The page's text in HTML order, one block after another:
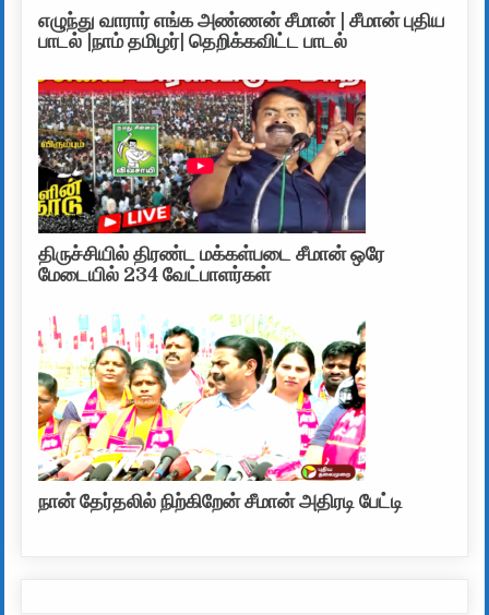
எழுந்து வாரார் எங்க அண்ணன் சீமான் | சீமான் புதிய
பாடல் |நாம் தமிழர்| தெறிக்கவிட்ட பாடல்
திருச்சியில் திரண்ட மக்கள்படை சீமான் ஒரே
மேடையில் 234 வேட்பாளர்கள்
நான் தேர்தலில் நிற்கிறேன் சீமான் அதிரடி பேட்டி